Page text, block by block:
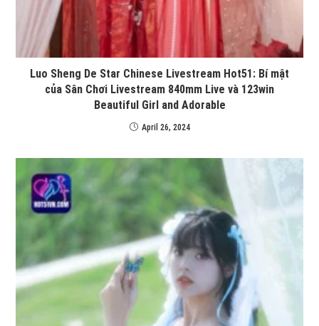
Luo Sheng De Star Chinese Livestream Hot51: Bí mật
của Sân Chơi Livestream 840mm Live và 123win
Beautiful Girl and Adorable
April 26, 2024